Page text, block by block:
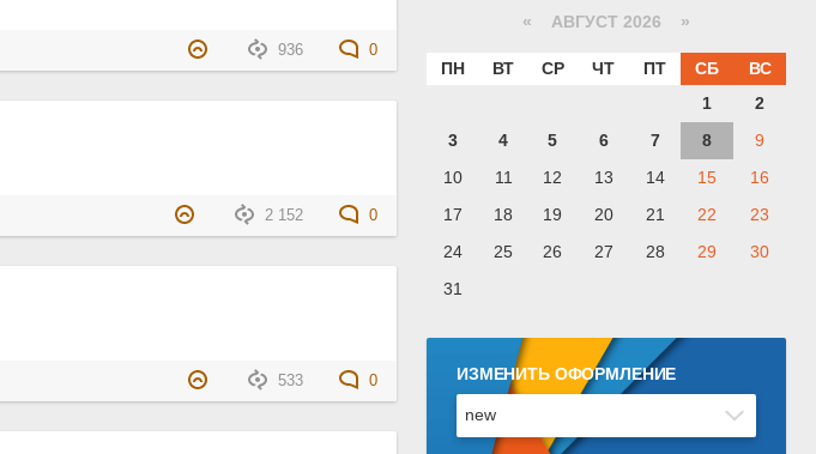
936 0
2 152 0
533 0
« АВГУСТ 2026 »
ПН ВТ СР ЧТ ПТ СБ
ВС
1
2
3
4 5 6 7 8
9
10
11 12 13 14 15
16
17
18 19 20 21 22
23
24
25 26 27 28 29
30
31
ИЗМЕНИТЬ ОФОРМЛЕНИЕ